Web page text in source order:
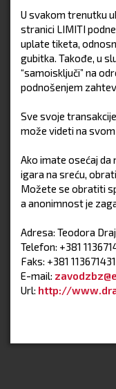
U svakom trenutku
stranici LIMITI
uplate tiketa,
gubitka. Takođe, u
“samoisključi” na
podnošenjem
Sve svoje
može videti na svom
Ako imate osećaj
igara na sreću,
Možete se obratiti
a anonimnost je
Adresa: Teodora
Telefon: +381
Faks: +381 113671431
E-mail:
Url: http://